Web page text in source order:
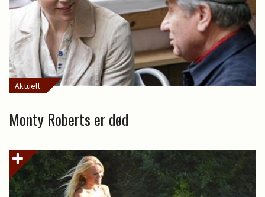
Aktuelt
Monty Roberts er død